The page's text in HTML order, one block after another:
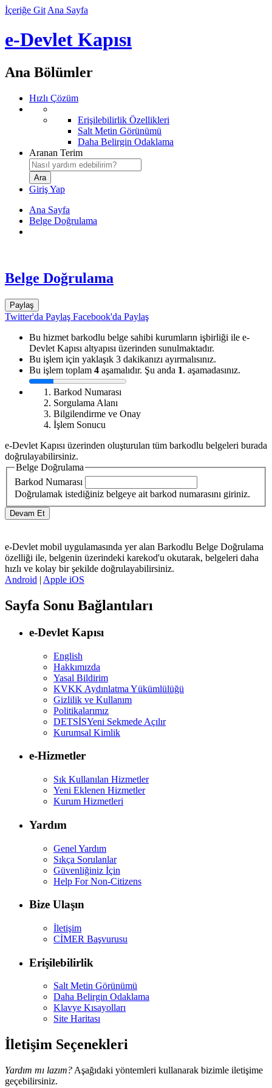
İçeriğe Git Ana Sayfa
e-Devlet Kapısı
Ana Bölümler
Hızlı Çözüm
Erişilebilirlik Özellikleri
Salt Metin Görünümü
Daha Belirgin Odaklama
Aranan Terim
Giriş Yap
Ana Sayfa
Belge Doğrulama
Belge Doğrulama
Paylaş
Twitter'da Paylaş Facebook'da Paylaş
Bu hizmet barkodlu belge sahibi kurumların işbirliği ile e-
Devlet Kapısı altyapısı üzerinden sunulmaktadır.
Bu işlem için yaklaşık 3 dakikanızı ayırmalısınız.
Bu işlem toplam 4 aşamalıdır. Şu anda 1. aşamadasınız.
Barkod Numarası
Sorgulama Alanı
Bilgilendirme ve Onay
İşlem Sonucu
e-Devlet Kapısı üzerinden oluşturulan tüm barkodlu belgeleri burada
doğrulayabilirsiniz.
Belge Doğrulama
Barkod Numarası
Doğrulamak istediğiniz belgeye ait barkod numarasını giriniz.
e-Devlet mobil uygulamasında yer alan Barkodlu Belge Doğrulama
özelliği ile, belgenin üzerindeki karekod'u okutarak, belgeleri daha
hızlı ve kolay bir şekilde doğrulayabilirsiniz.
Android | Apple iOS
Sayfa Sonu Bağlantıları
e-Devlet Kapısı
English
Hakkımızda
Yasal Bildirim
KVKK Aydınlatma Yükümlülüğü
Gizlilik ve Kullanım
Politikalarımız
DETSİSYeni Sekmede Açılır
Kurumsal Kimlik
e-Hizmetler
Sık Kullanılan Hizmetler
Yeni Eklenen Hizmetler
Kurum Hizmetleri
Yardım
Genel Yardım
Sıkça Sorulanlar
Güvenliğiniz İçin
Help For Non-Citizens
Bize Ulaşın
İletişim
CİMER Başvurusu
Erişilebilirlik
Salt Metin Görünümü
Daha Belirgin Odaklama
Klavye Kısayolları
Site Haritası
İletişim Seçenekleri
Yardım mı lazım? Aşağıdaki yöntemleri kullanarak bizimle iletişime
geçebilirsiniz.